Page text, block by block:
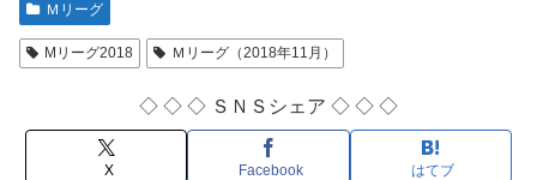
Ｍリーグ
Mリーグ2018 Ｍリーグ（2018年11月）
◇ ◇ ◇ ＳＮＳシェア ◇ ◇ ◇
X Facebook はてブ